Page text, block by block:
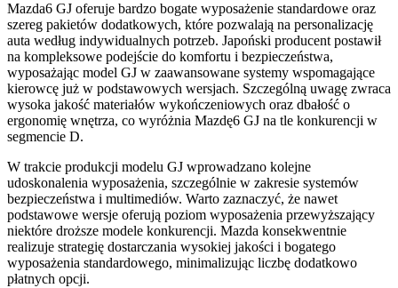
Mazda6 GJ oferuje bardzo bogate wyposażenie standardowe oraz
szereg pakietów dodatkowych, które pozwalają na personalizację
auta według indywidualnych potrzeb. Japoński producent postawił
na kompleksowe podejście do komfortu i bezpieczeństwa,
wyposażając model GJ w zaawansowane systemy wspomagające
kierowcę już w podstawowych wersjach. Szczególną uwagę zwraca
wysoka jakość materiałów wykończeniowych oraz dbałość o
ergonomię wnętrza, co wyróżnia Mazdę6 GJ na tle konkurencji w
segmencie D.
W trakcie produkcji modelu GJ wprowadzano kolejne
udoskonalenia wyposażenia, szczególnie w zakresie systemów
bezpieczeństwa i multimediów. Warto zaznaczyć, że nawet
podstawowe wersje oferują poziom wyposażenia przewyższający
niektóre droższe modele konkurencji. Mazda konsekwentnie
realizuje strategię dostarczania wysokiej jakości i bogatego
wyposażenia standardowego, minimalizując liczbę dodatkowo
płatnych opcji.